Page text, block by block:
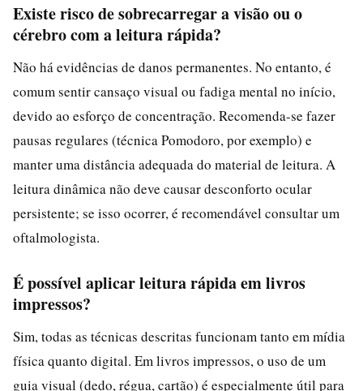
Existe risco de sobrecarregar a visão ou o
cérebro com a leitura rápida?
Não há evidências de danos permanentes. No entanto, é
comum sentir cansaço visual ou fadiga mental no início,
devido ao esforço de concentração. Recomenda-se fazer
pausas regulares (técnica Pomodoro, por exemplo) e
manter uma distância adequada do material de leitura. A
leitura dinâmica não deve causar desconforto ocular
persistente; se isso ocorrer, é recomendável consultar um
oftalmologista.
É possível aplicar leitura rápida em livros
impressos?
Sim, todas as técnicas descritas funcionam tanto em mídia
física quanto digital. Em livros impressos, o uso de um
guia visual (dedo, régua, cartão) é especialmente útil para